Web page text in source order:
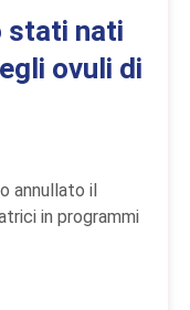
stati nati
ovuli di
annullato il
in programmi